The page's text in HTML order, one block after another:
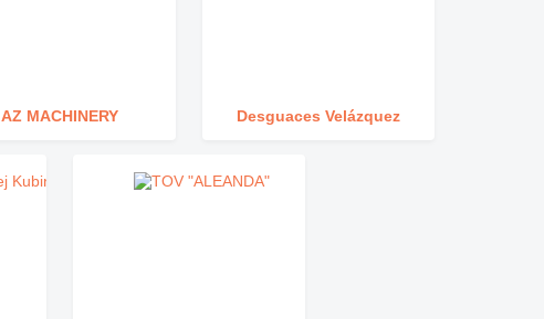
AZ MACHINERY Desguaces Velázquez